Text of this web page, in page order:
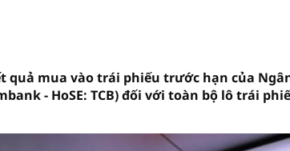
quả mua vào trái phiếu trước hạn của
- HoSE: TCB) đối với toàn bộ lô trái